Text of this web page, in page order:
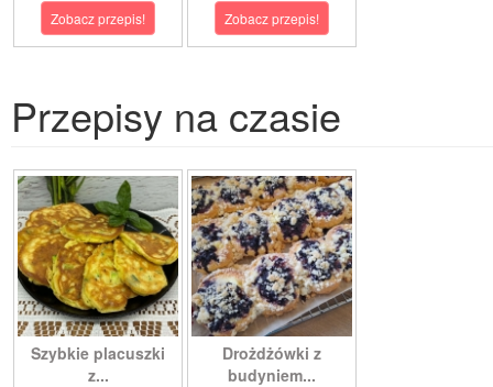
Zobacz przepis! Zobacz przepis!
Przepisy na czasie
Szybkie placuszki
z...
Drożdżówki z
budyniem...